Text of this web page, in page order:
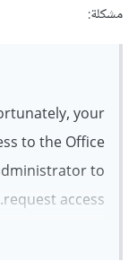
مشكلة:
your
to the Office
to
request access.